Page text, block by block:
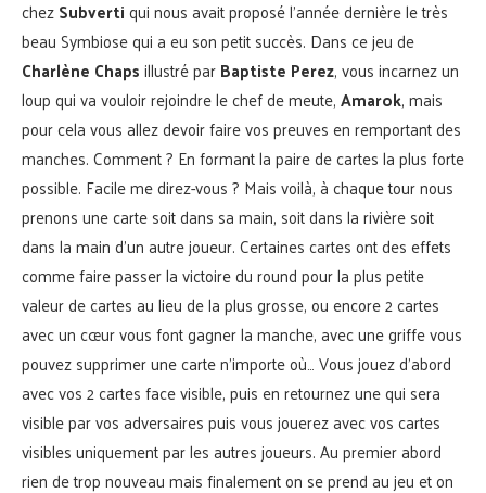
chezSubvertiqui nous avait proposé l’année dernière le très
beau Symbiose qui a eu son petit succès. Dans ce jeu de
Charlène Chapsillustré parBaptiste Perez, vous incarnez un
loup qui va vouloir rejoindre le chef de meute,Amarok, mais
pour cela vous allez devoir faire vos preuves en remportant des
manches. Comment ? En formant la paire de cartes la plus forte
possible. Facile me direz-vous ? Mais voilà, à chaque tour nous
prenons une carte soit dans sa main, soit dans la rivière soit
dans la main d’un autre joueur. Certaines cartes ont des effets
comme faire passer la victoire du round pour la plus petite
valeur de cartes au lieu de la plus grosse, ou encore 2 cartes
avec un cœur vous font gagner la manche, avec une griffe vous
pouvez supprimer une carte n’importe où… Vous jouez d’abord
avec vos 2 cartes face visible, puis en retournez une qui sera
visible par vos adversaires puis vous jouerez avec vos cartes
visibles uniquement par les autres joueurs. Au premier abord
rien de trop nouveau mais finalement on se prend au jeu et on